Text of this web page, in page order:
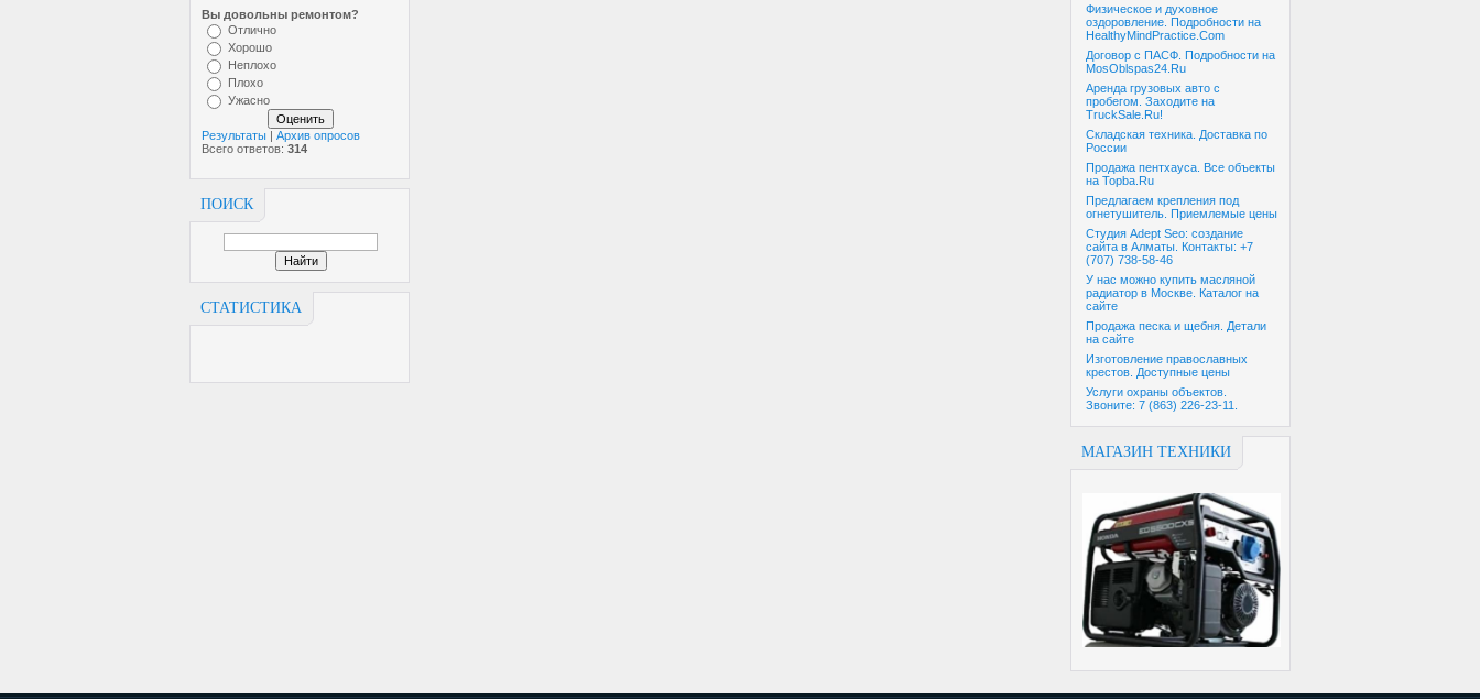
Вы довольны ремонтом?
Отлично
Хорошо
Неплохо
Плохо
Ужасно
Результаты
Архив опросов
Всего ответов: 314
ПОИСК
СТАТИСТИКА
Физическое и духовное
оздоровление. Подробности на
HealthyMindPractice.Com
Договор с ПАСФ. Подробности на
MosOblspas24.Ru
Аренда грузовых авто с
пробегом. Заходите на
TruckSale.Ru!
Складская техника. Доставка по
России
Продажа пентхауса. Все объекты
на Topba.Ru
Предлагаем крепления под
огнетушитель. Приемлемые цены
Студия Adept Seo: создание
сайта в Алматы. Контакты: +7
(707) 738-58-46
У нас можно купить масляной
радиатор в Москве. Каталог на
сайте
Продажа песка и щебня. Детали
на сайте
Изготовление православных
крестов. Доступные цены
Услуги охраны объектов.
Звоните: 7 (863) 226-23-11.
МАГАЗИН ТЕХНИКИ